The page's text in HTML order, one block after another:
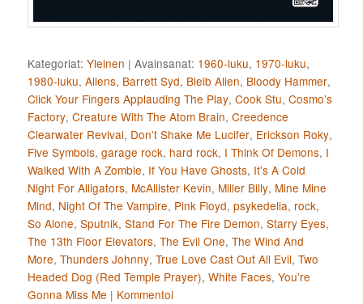
Kategoriat: Yleinen |Avainsanat: 1960-luku, 1970-luku,
1980-luku,Aliens, Barrett Syd, Bleib Alien, Bloody Hammer,
Click Your Fingers Applauding The Play,Cook Stu,Cosmo’s
Factory,Creature With The Atom Brain,Creedence
Clearwater Revival, Don't Shake Me Lucifer, Erickson Roky,
Five Symbols,garage rock, hard rock, I Think Of Demons, I
Walked With A Zombie, If You Have Ghosts, It's A Cold
Night For Alligators, McAllister Kevin, Miller Billy, Mine Mine
Mind, Night Of The Vampire, Pink Floyd,psykedelia, rock,
So Alone,Sputnik,Stand For The Fire Demon,Starry Eyes,
The 13th Floor Elevators,The Evil One,The Wind And
More,Thunders Johnny,True Love Cast Out All Evil,Two
Headed Dog (Red Temple Prayer),White Faces,You’re
Gonna Miss Me | Kommentoi